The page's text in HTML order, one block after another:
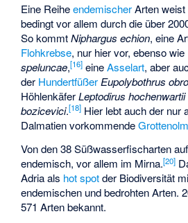
Eine ReiheendemischerArten
bedingt vor allem durch die über
So kommtNiphargus echion, eine
Flohkrebse, nur hier vor, ebenso wie
speluncae,[16] eineAsselart, aber
der Hundertfüßer Eupolybothrus
HöhlenkäferLeptodirus hochenwartii
bozicevici.[18] Hier lebt auch der nur
Dalmatien vorkommendeGrottenolm
Von den 38 Süßwasserfischarten
endemisch, vor allem im Mirna.[20]
Adria als hot spotder Biodiversität
endemischen und bedrohten Arten.
571 Arten bekannt.